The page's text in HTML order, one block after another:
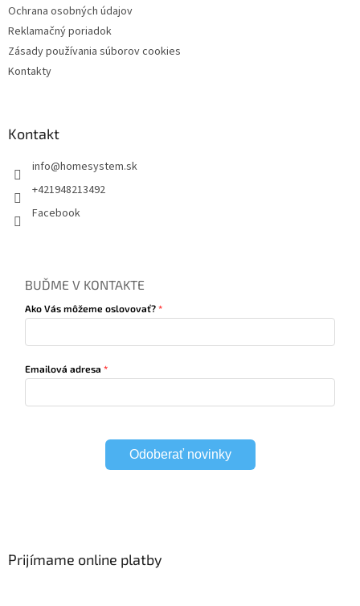
Ochrana osobných údajov
Reklamačný poriadok
Zásady používania súborov cookies
Kontakty
Kontakt
info@homesystem.sk
+421948213492
Facebook
BUĎME V KONTAKTE
Ako Vás môžeme oslovovať?
Emailová adresa
Odoberať novinky
Prijímame online platby